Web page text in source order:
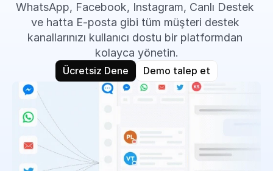
WhatsApp, Facebook, Instagram, Canlı Destek
ve hatta E-posta gibi tüm müşteri destek
kanallarınızı kullanıcı dostu bir platformdan
kolayca yönetin.
Ücretsiz Dene Demo talep et